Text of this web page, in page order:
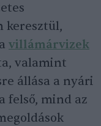
keresztül,
villámárvizek
valamint
állása a nyári
felső, mind az